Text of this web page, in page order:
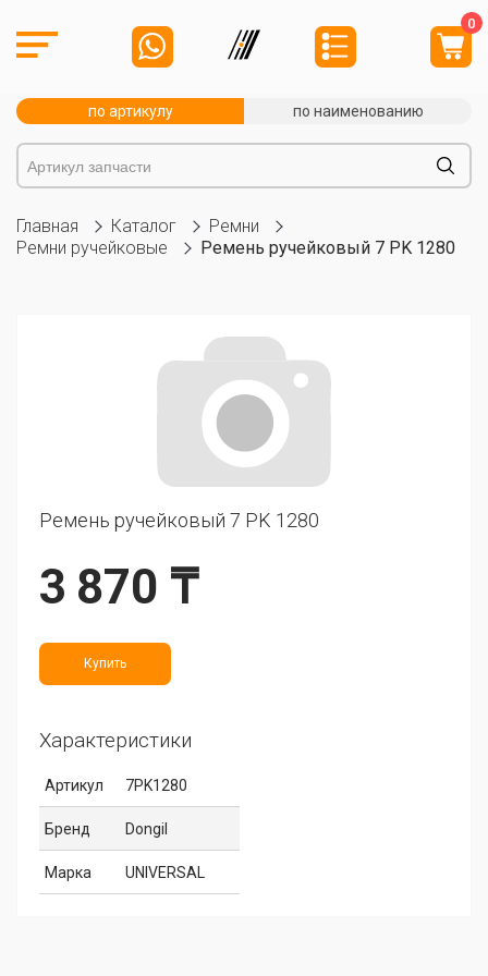
0
по артикулу по наименованию
Главная Каталог
Ремни
Ремни ручейковые
Ремень ручейковый 7 PK 1280
Ремень ручейковый 7 PK 1280
3 870 ₸
Купить
Характеристики
Артикул 7PK1280
Бренд Dongil
Марка UNIVERSAL